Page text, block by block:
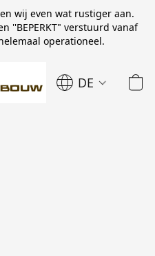
wij even wat rustiger aan.
''BEPERKT" verstuurd vanaf
operationeel.
DE